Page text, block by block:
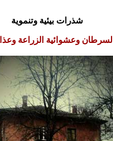
شذرات بيئية وتنموية
وعشوائية الزراعة